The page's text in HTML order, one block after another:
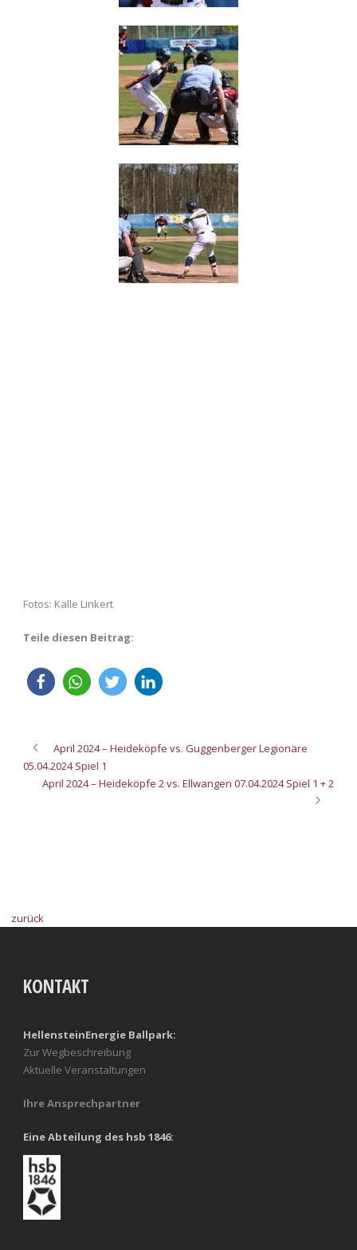
Fotos: Kalle Linkert
Teile diesen Beitrag:
April 2024 – Heideköpfe vs. Guggenberger Legionäre
05.04.2024 Spiel 1
April 2024 – Heideköpfe 2 vs. Ellwangen 07.04.2024 Spiel 1 + 2
zurück
KONTAKT
HellensteinEnergie Ballpark:
Zur Wegbeschreibung
Aktuelle Veranstaltungen
Ihre Ansprechpartner
Eine Abteilung des hsb 1846: